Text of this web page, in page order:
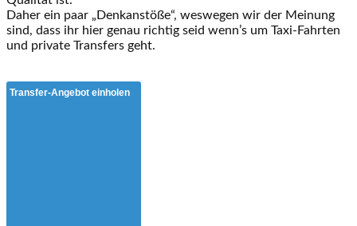
Daher ein paar „Denkanstöße“, weswegen wir der Meinung
sind, dass ihr hier genau richtig seid wenn’s um Taxi-Fahrten
und private Transfers geht.
Transfer-Angebot einholen